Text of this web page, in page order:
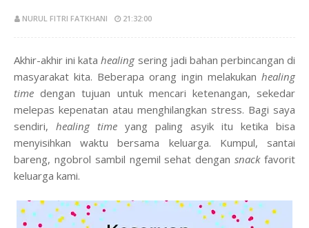
NURUL FITRI FATKHANI 21:32:00
Akhir-akhir ini katahealingsering jadi bahan perbincangan di
masyarakat kita. Beberapa orang ingin melakukan healing
time dengan tujuan untuk mencari ketenangan, sekedar
melepas kepenatan atau menghilangkan stress. Bagi saya
sendiri, healing time yang paling asyik itu ketika bisa
menyisihkan waktu bersama keluarga. Kumpul, santai
bareng, ngobrol sambil ngemil sehat dengansnackfavorit
keluarga kami.